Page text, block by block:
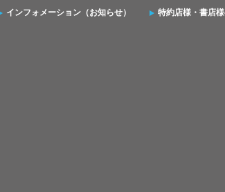
インフォメーション（お知らせ）
特約店様・書店